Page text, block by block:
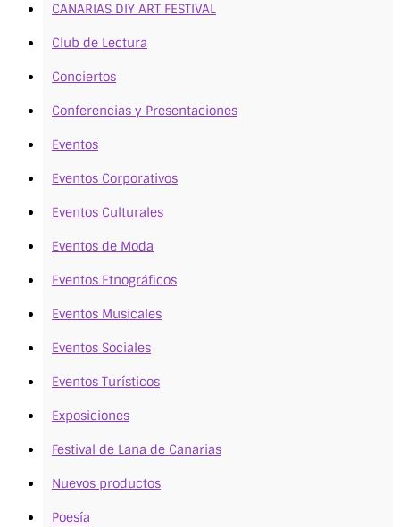
CANARIAS DIY ART FESTIVAL
Club de Lectura
Conciertos
Conferencias y Presentaciones
Eventos
Eventos Corporativos
Eventos Culturales
Eventos de Moda
Eventos Etnográficos
Eventos Musicales
Eventos Sociales
Eventos Turísticos
Exposiciones
Festival de Lana de Canarias
Nuevos productos
Poesía